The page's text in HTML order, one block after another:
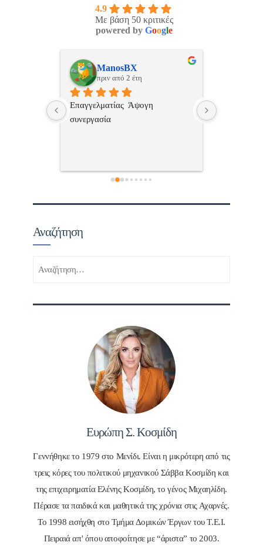
4.9
Με βάση 50 κριτικές
powered by Google
Νικος Σταυριανος
πριν από 2 έτη
Εξυπηρετική, γρήγορη, και σωστή
επαγγελματιαςΕυχαριστώ πολύ
Αναζήτηση
Ευρώπη Σ. Κοσμίδη
Γεννήθηκε το 1979 στο Μενίδι. Είναι η μικρότερη από τις
τρεις κόρες του πολιτικού μηχανικού Σάββα Κοσμίδη και
της επιχειρηματία Ελένης Κοσμίδη, το γένος Μιχαηλίδη.
Πέρασε τα παιδικά και μαθητικά της χρόνια στις Αχαρνές.
Το 1998 εισήχθη στο Τμήμα Δομικών Έργων του Τ.Ε.Ι.
Πειραιά απ' όπου αποφοίτησε με “άριστα” το 2003.